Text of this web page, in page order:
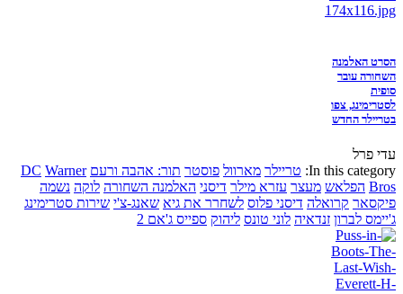
הסרט האלמנה
השחורה עובר
סופית
לסטרימינג, צפו
בטריילר החדש
עדי פרל
In this category: טריילר מארוול פוסטר תור: אהבה ורעם DC Warner
Bros הפלאש מעצר עזרא מילר דיסני האלמנה השחורה לוקה נשמה
פיקסאר קרואלה דיסני פלוס לשחרר את גיא שאנג-צ'י שירות סטרימינג
ג'יימס לברון זנדאיה לוני טונס ליהוק ספייס ג'אם 2